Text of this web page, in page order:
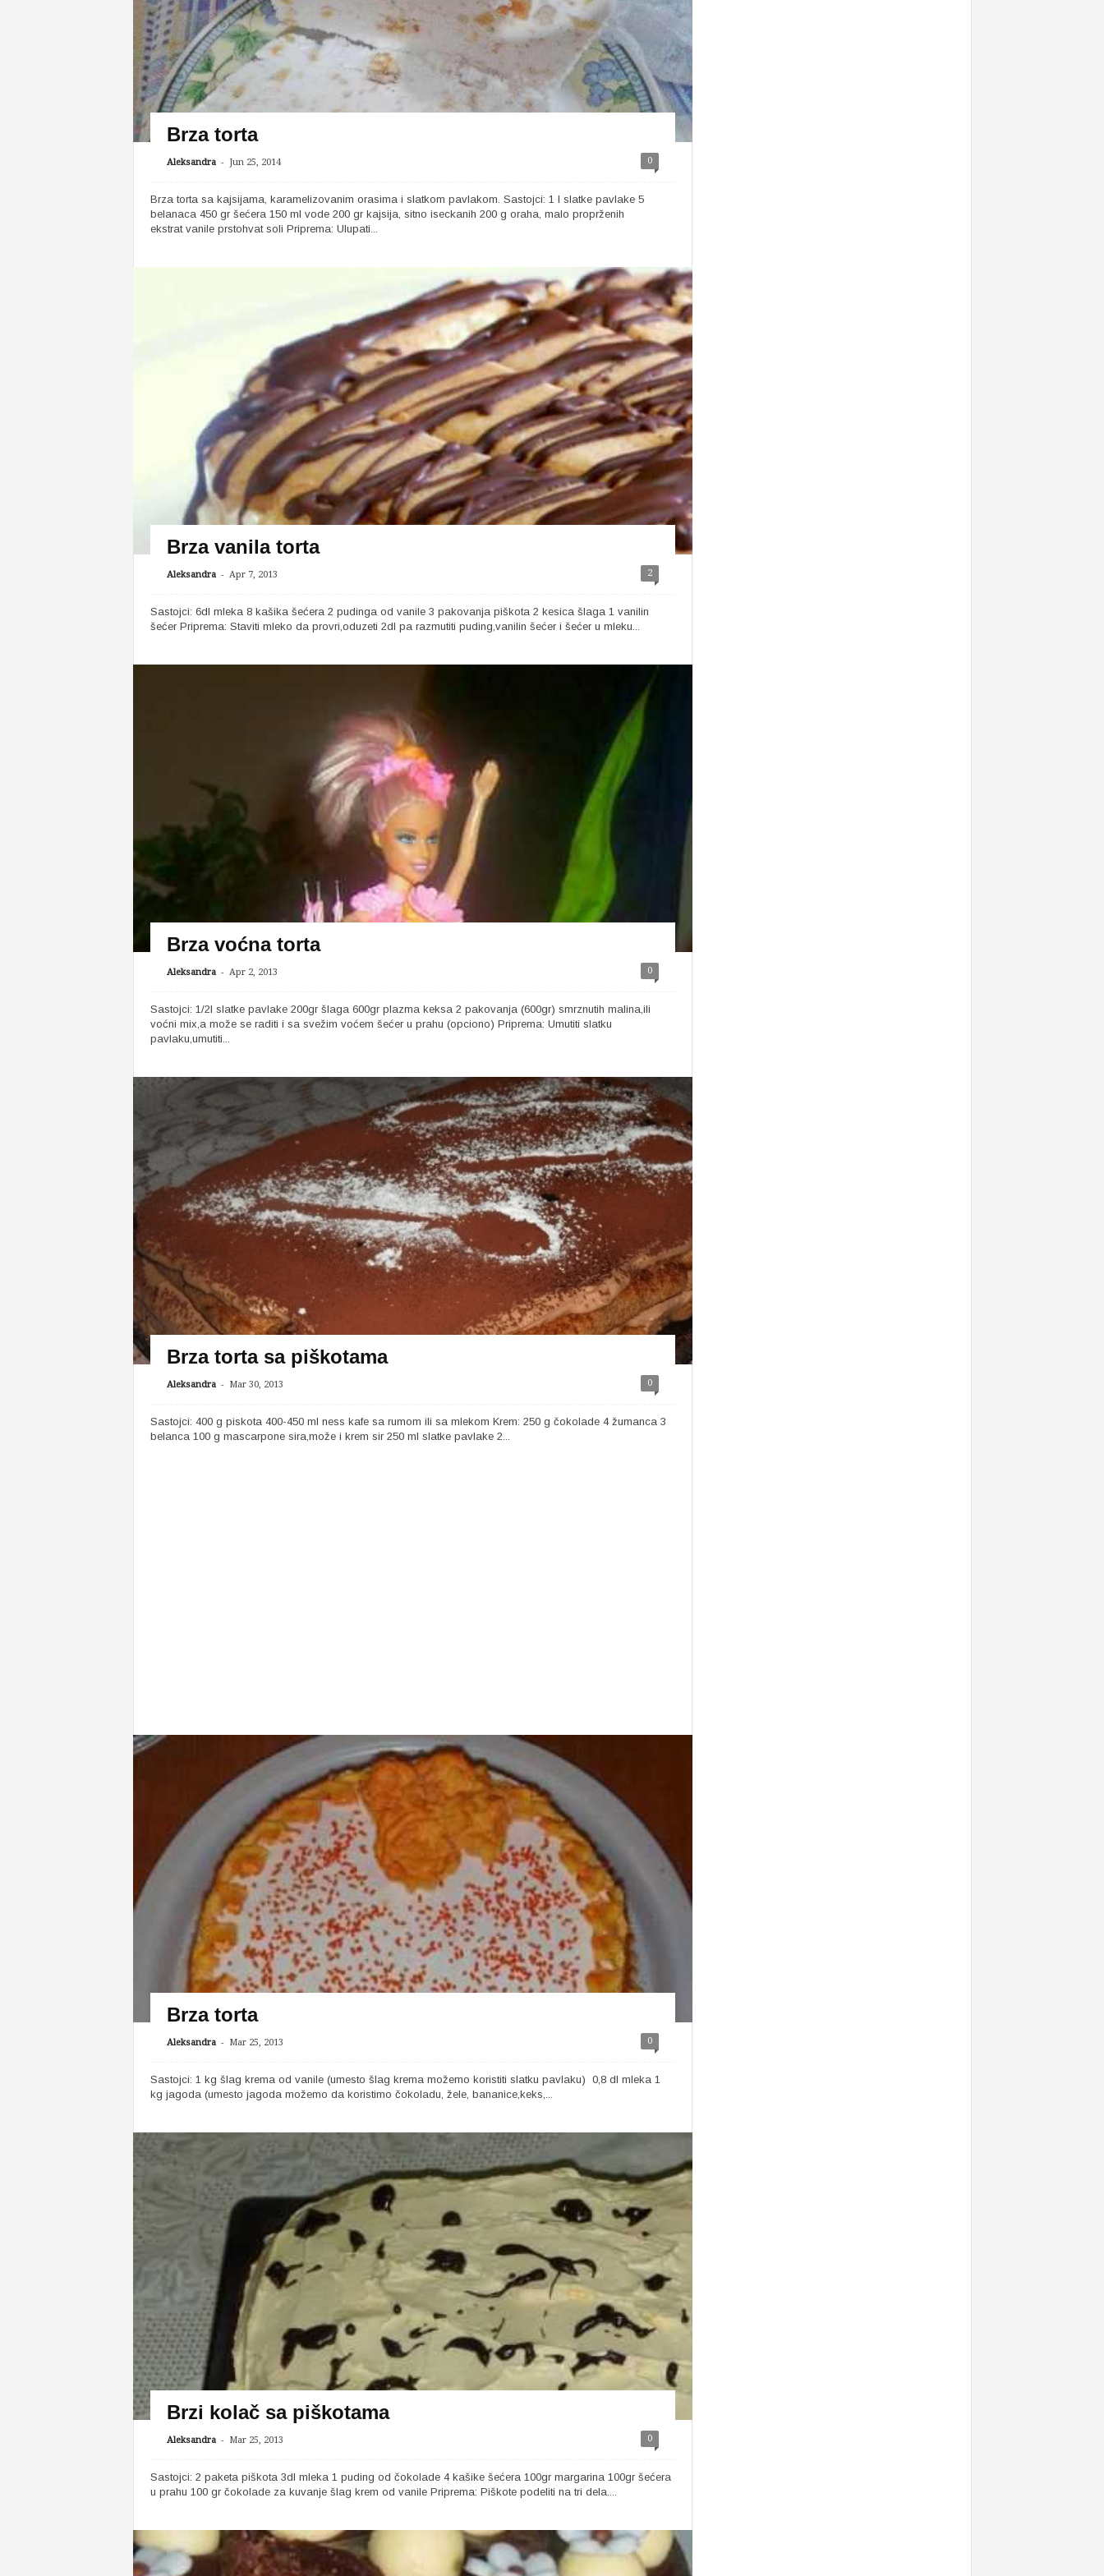
Brza torta
Aleksandra - Jun 25, 2014 0
Brza torta sa kajsijama, karamelizovanim orasima i slatkom pavlakom. Sastojci: 1 l slatke pavlake 5
belanaca 450 gr šećera 150 ml vode 200 gr kajsija, sitno iseckanih 200 g oraha, malo proprženih
ekstrat vanile prstohvat soli Priprema: Ulupati...
Brza vanila torta
Aleksandra - Apr 7, 2013 2
Sastojci: 6dl mleka 8 kašika šećera 2 pudinga od vanile 3 pakovanja piškota 2 kesica šlaga 1 vanilin
šećer Priprema: Staviti mleko da provri,oduzeti 2dl pa razmutiti puding,vanilin šećer i šećer u mleku...
Brza voćna torta
Aleksandra - Apr 2, 2013 0
Sastojci: 1/2l slatke pavlake 200gr šlaga 600gr plazma keksa 2 pakovanja (600gr) smrznutih malina,ili
voćni mix,a može se raditi i sa svežim voćem šećer u prahu (opciono) Priprema: Umutiti slatku
pavlaku,umutiti...
Brza torta sa piškotama
Aleksandra - Mar 30, 2013 0
Sastojci: 400 g piskota 400-450 ml ness kafe sa rumom ili sa mlekom Krem: 250 g čokolade 4 žumanca 3
belanca 100 g mascarpone sira,može i krem sir 250 ml slatke pavlake 2...
Brza torta
Aleksandra - Mar 25, 2013 0
Sastojci: 1 kg šlag krema od vanile (umesto šlag krema možemo koristiti slatku pavlaku) 0,8 dl mleka 1
kg jagoda (umesto jagoda možemo da koristimo čokoladu, žele, bananice,keks,...
Brzi kolač sa piškotama
Aleksandra - Mar 25, 2013 0
Sastojci: 2 paketa piškota 3dl mleka 1 puding od čokolade 4 kašike šećera 100gr margarina 100gr šećera
u prahu 100 gr čokolade za kuvanje šlag krem od vanile Priprema: Piškote podeliti na tri dela....